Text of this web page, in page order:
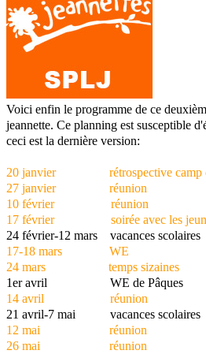
Voici enfin le programme de ce
jeannette. Ce planning est susceptible
ceci est la dernière version:
20 janvier rétrospective camp
27 janvier réunion
10 février réunion
17 février soirée avec les
24 février-12 mars vacances scolaires
17-18 mars WE
24 mars temps sizaines
1er avril WE de Pâques
14 avril réunion
21 avril-7 mai vacances scolaires
12 mai réunion
26 mai réunion